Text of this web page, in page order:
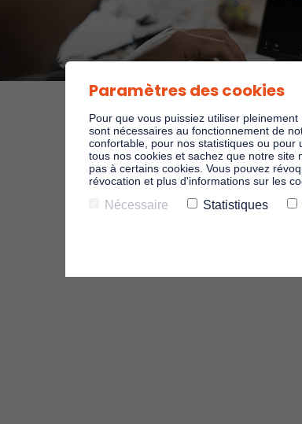
Paramètres des cookies
Pour que vous puissiez utiliser
sont nécessaires au fonctionnement de
confortable, pour nos statistiques ou pour
tous nos cookies et sachez que notre
pas à certains cookies. Vous pouvez
révocation et plus d'informations sur les
Nécessaire Statistiques